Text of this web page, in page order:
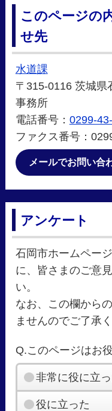
このページの
せ先
水道課
〒315-0116 茨城県
事務所
電話番号： 0299-
ファクス番号：
メールでお問い合
アンケート
石岡市ホームペー
に、皆さまのご意
い。
なお、この欄から
ませんのでご了承く
Q.このページはお
非常に役に立
役に立った